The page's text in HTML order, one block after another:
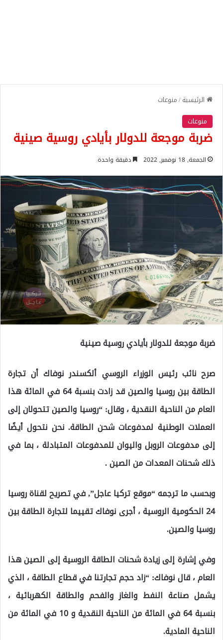
الرئيسية/منوعات
منوعات
ضربة موجعة للدولار بأيادي روسية صينية
الجمعة, 18 نوفمبر, 2022 دقيقة واحدة
ضربة موجعة للدولار بأيادي روسية صينية
صرح نائب رئيس الوزراء الروسي ألكسندر نوفاك أن تجارة
الطاقة بين روسيا والصين قد زادت بنسبة 64 في المائة هذا
العام من الناحية النقدية ، وقال: “روسيا والصين تتحولان إلى
العملات الوطنية لمدفوعات شحن الطاقة. نحن نتحول أيضًا
إلى مدفوعات الروبل واليوان للمدفوعات المتبادلة ، بما في
ذلك شحنات المعدات من الصين .
وبحسب ما ترجمه “موقع تركيا عاجل”, في تصريح لقناة روسيا
24 الحكومية الروسية ، أجرى نوفاك تقييما لتجارة الطاقة بين
روسيا والصين.
وفي إشارة إلى زيادة شحنات الطاقة الروسية إلى الصين هذا
العام ، قال نوفاك: “زاد حجم تجارتنا في قطاع الطاقة ، الذي
يشمل صناعة النفط والغاز والفحم والطاقة الكهربائية ،
بنسبة 64 في المائة من الناحية النقدية و 10 في المائة من
الناحية المادية.